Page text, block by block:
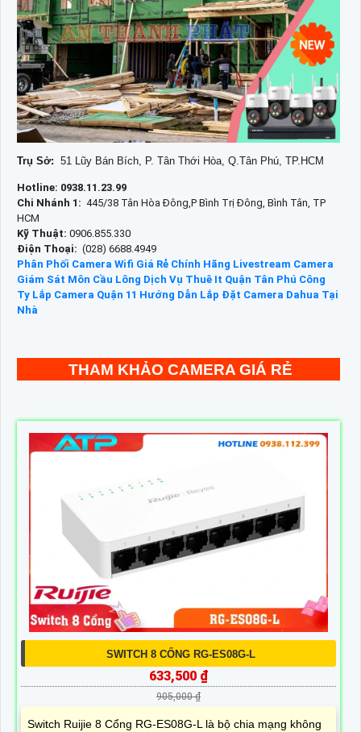
Trụ Sở: 51 Lũy Bán Bích, P. Tân Thới Hòa, Q.Tân Phú, TP.HCM
Hotline: 0938.11.23.99
Chi Nhánh 1: 445/38 Tân Hòa Đông,P Bình Trị Đông, Bình Tân, TP
HCM
Kỹ Thuật: 0906.855.330
Điện Thoại: (028) 6688.4949
Phân Phối Camera Wifi Giá Rẻ Chính Hãng Livestream Camera
Giám Sát Môn Cầu Lông Dịch Vụ Thuê It Quận Tân Phú Công
Ty Lắp Camera Quận 11 Hướng Dẫn Lắp Đặt Camera Dahua Tại
Nhà
THAM KHẢO CAMERA GIÁ RẺ
SWITCH 8 CỔNG RG-ES08G-L
633,500 ₫
905,000 ₫
Switch Ruijie 8 Cổng RG-ES08G-L là bộ chia mạng không